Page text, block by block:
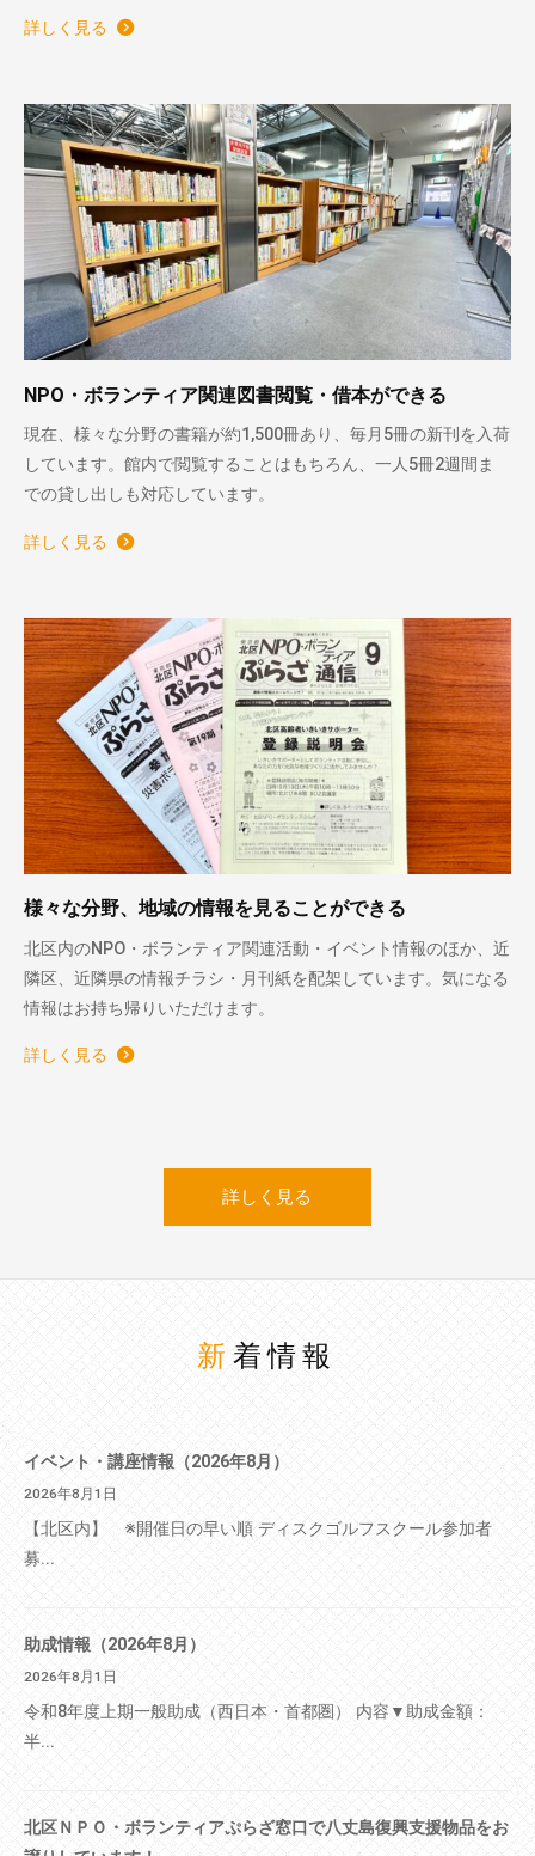
詳しく見る
NPO・ボランティア関連図書閲覧・借本ができる
現在、様々な分野の書籍が約1,500冊あり、毎月5冊の新刊を入荷
しています。館内で閲覧することはもちろん、一人5冊2週間ま
での貸し出しも対応しています。
詳しく見る
様々な分野、地域の情報を見ることができる
北区内のNPO・ボランティア関連活動・イベント情報のほか、近
隣区、近隣県の情報チラシ・月刊紙を配架しています。気になる
情報はお持ち帰りいただけます。
詳しく見る
詳しく見る
新着情報
イベント・講座情報（2026年8月）
2026年8月1日
【北区内】 ※開催日の早い順 ディスクゴルフスクール参加者
募...
助成情報（2026年8月）
2026年8月1日
令和8年度上期一般助成（西日本・首都圏） 内容▼助成金額：
半...
北区ＮＰＯ・ボランティアぷらざ窓口で八丈島復興支援物品をお